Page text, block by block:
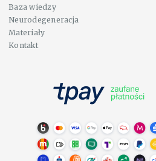
Baza wiedzy
Neurodegeneracja
Materiały
Kontakt